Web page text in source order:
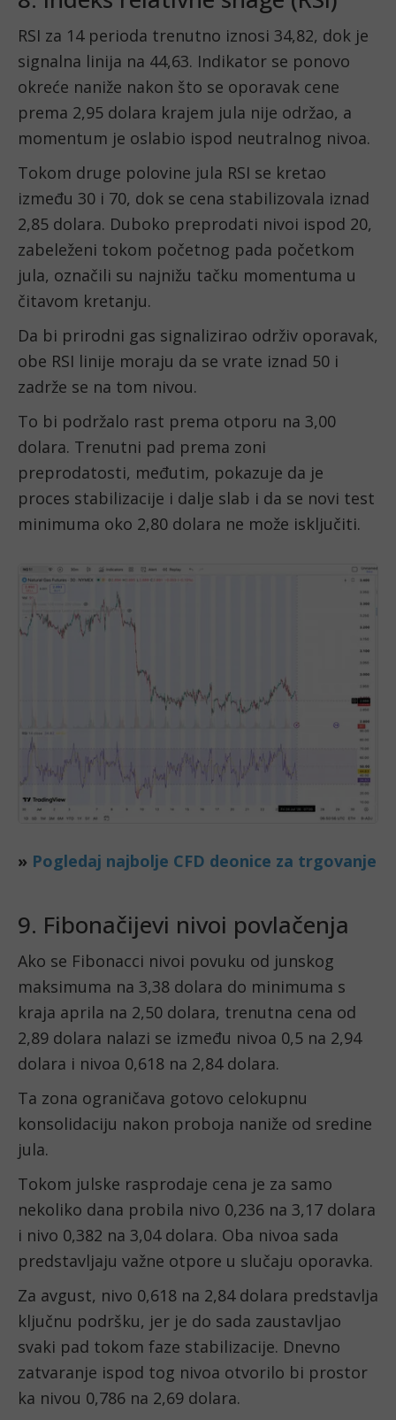
RSI za 14 perioda trenutno iznosi 34,82, dok je
signalna linija na 44,63. Indikator se ponovo
okreće naniže nakon što se oporavak cene
prema 2,95 dolara krajem jula nije održao, a
momentum je oslabio ispod neutralnog nivoa.
Tokom druge polovine jula RSI se kretao
između 30 i 70, dok se cena stabilizovala iznad
2,85 dolara. Duboko preprodati nivoi ispod 20,
zabeleženi tokom početnog pada početkom
jula, označili su najnižu tačku momentuma u
čitavom kretanju.
Da bi prirodni gas signalizirao održiv oporavak,
obe RSI linije moraju da se vrate iznad 50 i
zadrže se na tom nivou.
To bi podržalo rast prema otporu na 3,00
dolara. Trenutni pad prema zoni
preprodatosti, međutim, pokazuje da je
proces stabilizacije i dalje slab i da se novi test
minimuma oko 2,80 dolara ne može isključiti.
» Pogledaj najbolje CFD deonice za trgovanje
9. Fibonačijevi nivoi povlačenja
Ako se Fibonacci nivoi povuku od junskog
maksimuma na 3,38 dolara do minimuma s
kraja aprila na 2,50 dolara, trenutna cena od
2,89 dolara nalazi se između nivoa 0,5 na 2,94
dolara i nivoa 0,618 na 2,84 dolara.
Ta zona ograničava gotovo celokupnu
konsolidaciju nakon proboja naniže od sredine
jula.
Tokom julske rasprodaje cena je za samo
nekoliko dana probila nivo 0,236 na 3,17 dolara
i nivo 0,382 na 3,04 dolara. Oba nivoa sada
predstavljaju važne otpore u slučaju oporavka.
Za avgust, nivo 0,618 na 2,84 dolara predstavlja
ključnu podršku, jer je do sada zaustavljao
svaki pad tokom faze stabilizacije. Dnevno
zatvaranje ispod tog nivoa otvorilo bi prostor
ka nivou 0,786 na 2,69 dolara.